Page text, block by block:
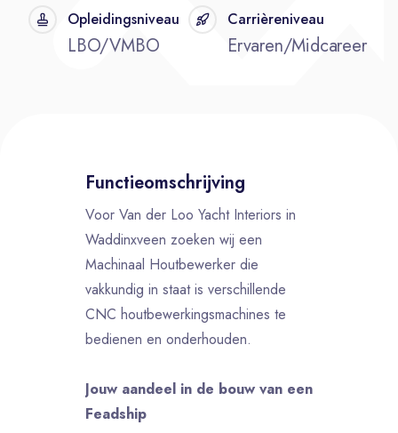
Opleidingsniveau
LBO/VMBO
Carrièreniveau
Ervaren/Midcareer
Functieomschrijving
Voor Van der Loo Yacht Interiors in
Waddinxveen zoeken wij een
Machinaal Houtbewerker die
vakkundig in staat is verschillende
CNC houtbewerkingsmachines te
bedienen en onderhouden.
Jouw aandeel in de bouw van een
Feadship